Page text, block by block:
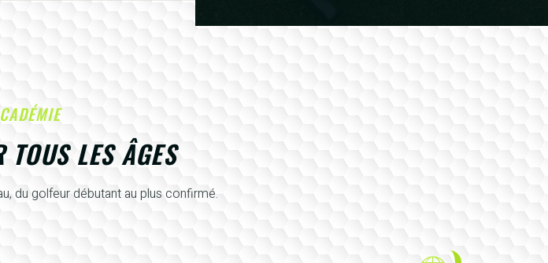
TOUS LES ÂGES
du golfeur débutant au plus confirmé.